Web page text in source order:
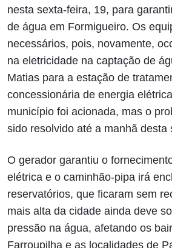
nesta sexta-feira, 19, para
de água em Formigueiro. Os
necessários, pois, novamente,
na eletricidade na captação de
Matias para a estação de
concessionária de energia
município foi acionada, mas o
sido resolvido até a manhã desta
O gerador garantiu o
elétrica e o caminhão-pipa irá
reservatórios, que ficaram sem
mais alta da cidade ainda deve
pressão na água, afetando os
Farroupilha e as localidades de